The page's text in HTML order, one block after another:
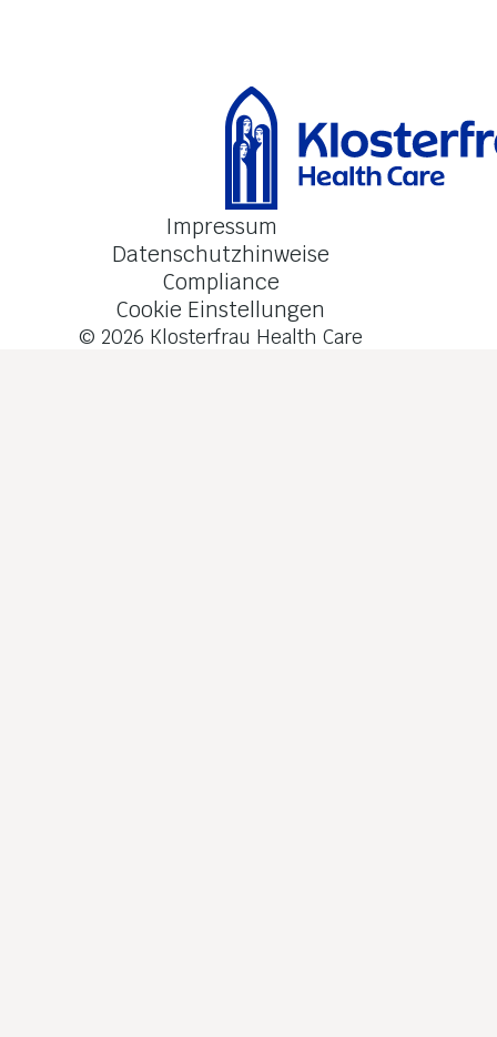
Impressum
Datenschutzhinweise
Compliance
Cookie Einstellungen
© 2026 Klosterfrau Health Care